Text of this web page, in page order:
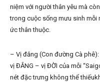
niệm với người thân yêu mà
trong cuộc sống mưu sinh mỗi
ức thân thuộc.
– Vị đắng (Con đường Cà
vị ĐẮNG – vị ĐỜI của mỗi
nét đặc trưng không thể